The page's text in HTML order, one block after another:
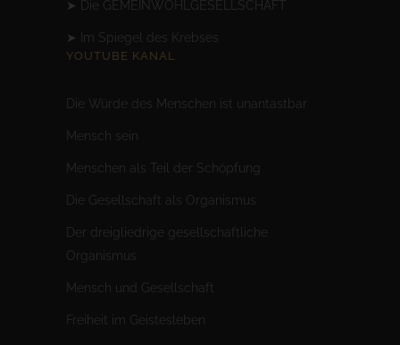
➤ Die GEMEINWOHLGESELLSCHAFT
➤ Im Spiegel des Krebses
YOUTUBE KANAL
Die Würde des Menschen ist unantastbar
Mensc h sein
Menschen als Teil der Schöpfung
Die Gesellschaft als Organismus
Der dreigliedrige gesellschaftliche
Organismus
Mensch und Gesellschaft
Freiheit im Geistesleben